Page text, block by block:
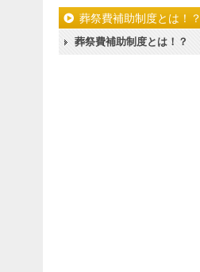
葬祭費補助制度とは！？
葬祭費補助制度とは！？